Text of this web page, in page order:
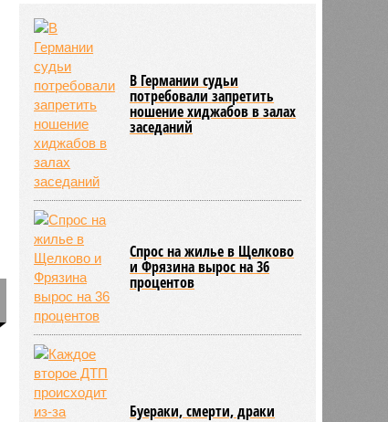
смертельного вируса Бурбон
09:52
Хакеры добрались до переписки
натовского куратора атак БПЛА по
Ленинградской и Калининградской
областям
В Германии судьи
потребовали запретить
ношение хиджабов в залах
заседаний
Спрос на жилье в Щелково
и Фрязина вырос на 36
процентов
Буераки, смерти, драки